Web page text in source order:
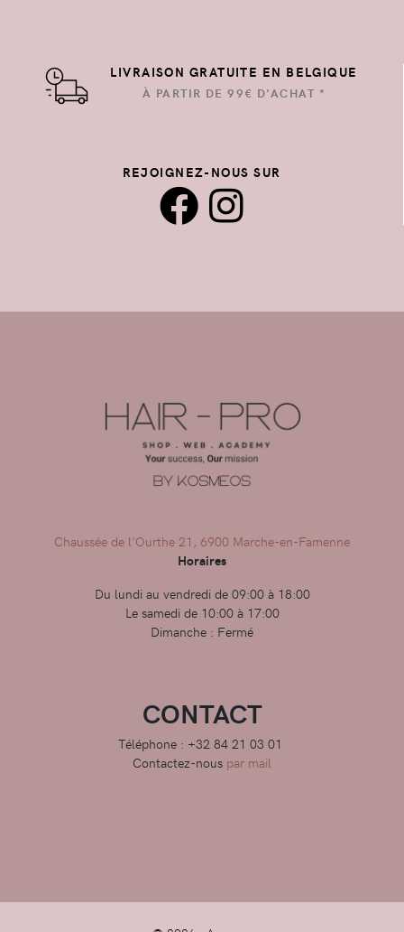
LIVRAISON GRATUITE EN BELGIQUE
À PARTIR DE 99€ D'ACHAT *
REJOIGNEZ-NOUS SUR
Chaussée de l'Ourthe 21, 6900 Marche-en-Famenne
Horaires
Du lundi au vendredi de 09:00 à 18:00
Le samedi de 10:00 à 17:00
Dimanche : Fermé
CONTACT
Téléphone : +32 84 21 03 01
Contactez-nous par mail